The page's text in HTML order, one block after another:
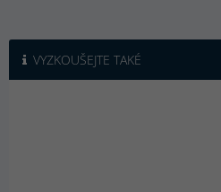
VYZKOUŠEJTE TAKÉ